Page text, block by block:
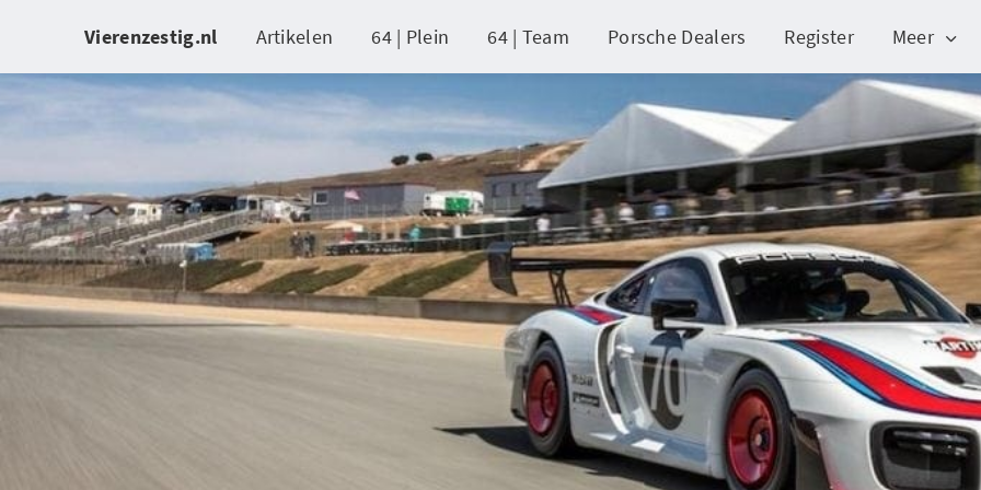
Vierenzestig.nl Artikelen 64 | Plein 64 | Team Porsche Dealers Register Meer